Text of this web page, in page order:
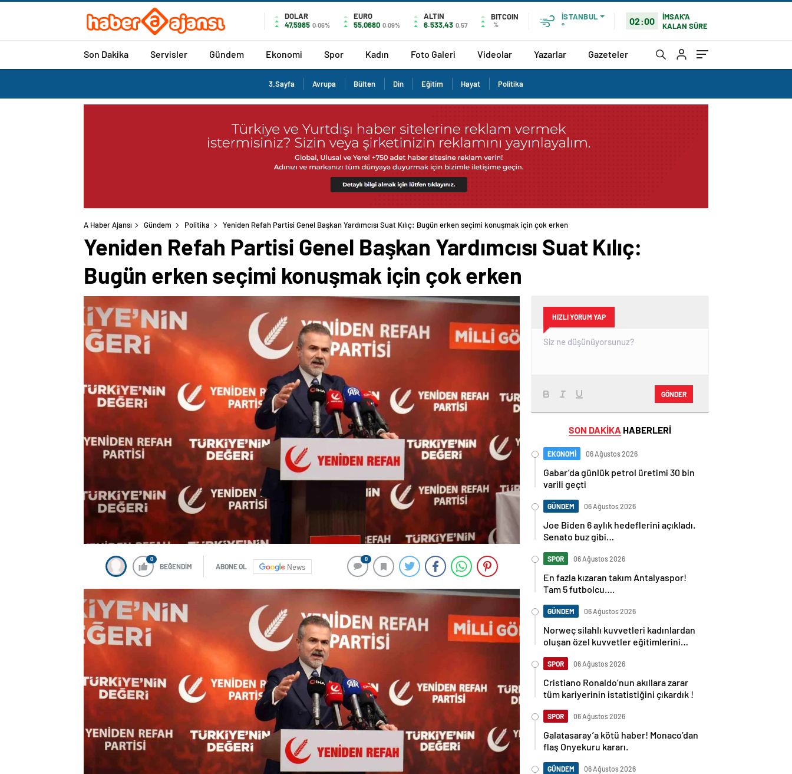
DOLAR
47,5985 0.06%
EURO
55,0680 0.09%
ALTIN
6.533,43 0,57
BITCOIN
%
İSTANBUL
°
02:00
İMSAK'A
KALAN SÜRE
Son Dakika Servisler Gündem Ekonomi Spor Kadın Foto Galeri Videolar Yazarlar Gazeteler
3.Sayfa Avrupa Bülten Din Eğitim Hayat Politika
A Haber Ajansı Gündem Politika Yeniden Refah Partisi Genel Başkan Yardımcısı Suat Kılıç: Bugün erken seçimi konuşmak için çok erken
Yeniden Refah Partisi Genel Başkan Yardımcısı Suat Kılıç:
Bugün erken seçimi konuşmak için çok erken
0
BEĞENDİM ABONE OL News
0
HIZLI YORUM YAP
GÖNDER
SON DAKİKA HABERLERİ
EKONOMİ 06 Ağustos 2026
Gabar’da günlük petrol üretimi 30 bin
varili geçti
GÜNDEM 06 Ağustos 2026
Joe Biden 6 aylık hedeflerini açıkladı.
Senato buz gibi…
SPOR 06 Ağustos 2026
En fazla kızaran takım Antalyaspor!
Tam 5 futbolcu….
GÜNDEM 06 Ağustos 2026
Norweç silahlı kuvvetleri kadınlardan
oluşan özel kuvvetler eğitimlerini
SPOR 06 Ağustos 2026
Cristiano Ronaldo’nun akıllara zarar
tüm kariyerinin istatistiğini çıkardık !
SPOR 06 Ağustos 2026
Galatasaray’a kötü haber! Monaco’dan
flaş Onyekuru kararı.
GÜNDEM 06 Ağustos 2026